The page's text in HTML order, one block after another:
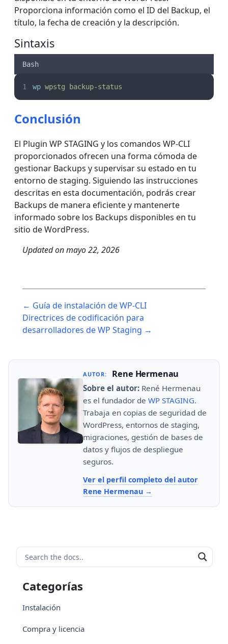
Proporciona información como el ID del Backup, el
título, la fecha de creación y la descripción.
Sintaxis
Bash
wp wpstg backup-status
Conclusión
El Plugin WP STAGING y los comandos WP-CLI
proporcionados ofrecen una forma cómoda de
gestionar Backups y supervisar su estado en tu
entorno de staging. Siguiendo las instrucciones
descritas en esta documentación, podrás crear
Backups de manera eficiente y mantenerte
informado sobre los Backups disponibles en tu
sitio de WordPress.
Updated onmayo 22, 2026
navigation
← Guía de instalación de WP-CLI
Directrices de codificación para
desarrolladores de WP Staging →
AUTOR: Rene Hermenau
Sobre el autor: René Hermenau
es el fundador de WP STAGING.
Trabaja en copias de seguridad de
WordPress, entornos de staging,
migraciones, gestión de bases de
datos y flujos de despliegue
seguros.
Ver el perfil completo del autor
Rene Hermenau
Categorías
Instalación
Compra y licencia